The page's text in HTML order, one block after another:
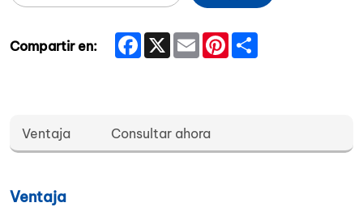
Compartir en: Facebook
X EmailPinterest
Ventaja Consultar ahora
Ventaja